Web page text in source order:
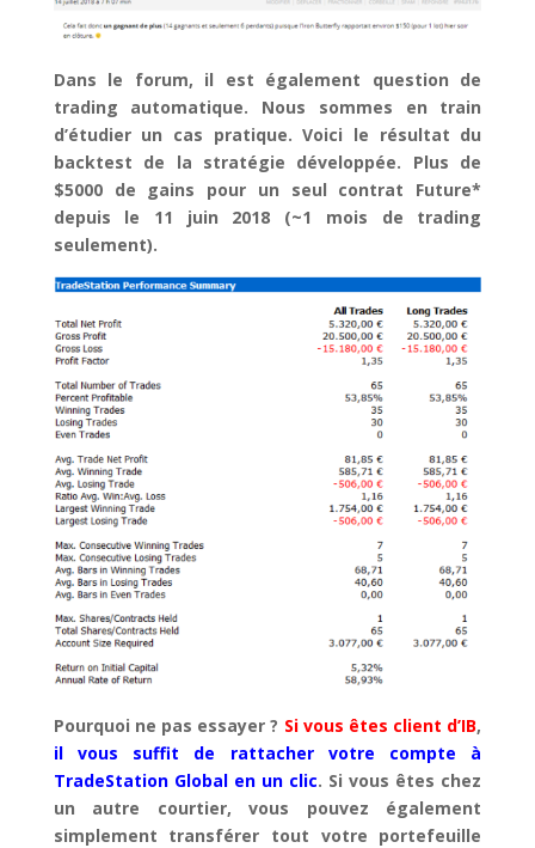
Dans le forum, il est également question de
trading automatique. Nous sommes en train
d’étudier un cas pratique. Voici le résultat du
backtest de la stratégie développée. Plus de
$5000 de gains pour un seul contrat Future*
depuis le 11 juin 2018 (~1 mois de trading
seulement).
Pourquoi ne pas essayer ? Si vous êtes client d’IB,
il vous suffit de rattacher votre compte à
TradeStation Global en un clic. Si vous êtes chez
un autre courtier, vous pouvez également
simplement transférer tout votre portefeuille